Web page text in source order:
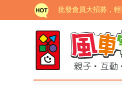
批發會員大招募，
如需更改或重開發
老師您好!!幼教會員
海外購物免煩惱！